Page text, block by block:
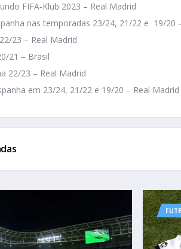
FIFA-Klub 2023 – Real Madrid
nas temporadas 23/24, 21/22 e 19/20
23 – Real Madrid
21 – Brasil
22/23 – Real Madrid
em 23/24, 21/22 e 19/20 – Real Madrid